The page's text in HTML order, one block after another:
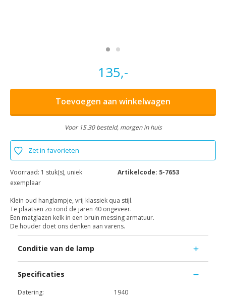
135,-
Toevoegen aan winkelwagen
Voor 15.30 besteld, morgen in huis
Zet in favorieten
Voorraad: 1 stuk(s), uniek
exemplaar
Artikelcode: 5-7653
Klein oud hanglampje, vrij klassiek qua stijl.
Te plaatsen zo rond de jaren 40 ongeveer.
Een matglazen kelk in een bruin messing armatuur.
De houder doet ons denken aan varens.
Conditie van de lamp
Specificaties
Datering:
1940